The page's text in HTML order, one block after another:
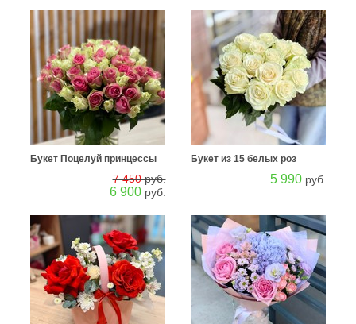
Букет Поцелуй принцессы
7 450руб.
6 900руб.
Букет из 15 белых роз
5 990руб.